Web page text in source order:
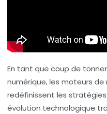
En tant que coup de
numérique, les moteurs de
redéfinissent les
évolution technologique